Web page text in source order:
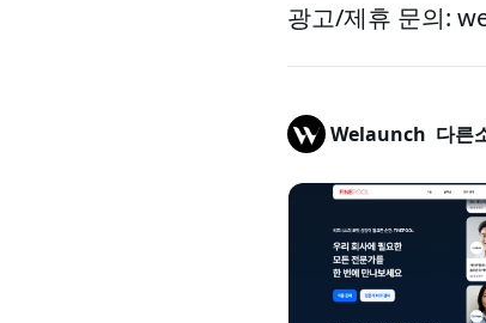
광고/제휴 문의:
Welaunch 다른